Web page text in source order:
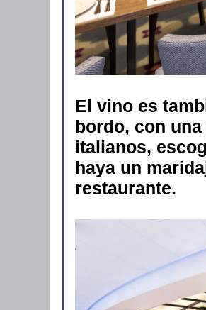
El vino es
bordo, con
italianos,
haya un
restaurante.